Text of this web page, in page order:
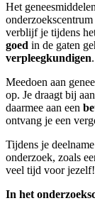
Het
verblijf je tijdens
goed in de gaten
verpleegkundigen
Meedoen aan
op. Je draagt bij
daarmee aan een
ontvang je een
Tijdens je deelname
onderzoek, zoals
veel tijd voor jezelf!
In het